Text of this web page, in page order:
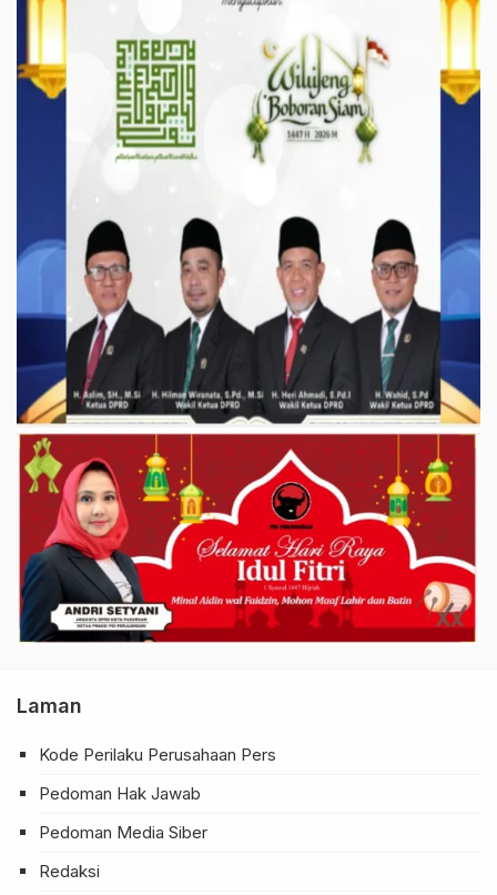
Laman
Kode Perilaku Perusahaan Pers
Pedoman Hak Jawab
Pedoman Media Siber
Redaksi